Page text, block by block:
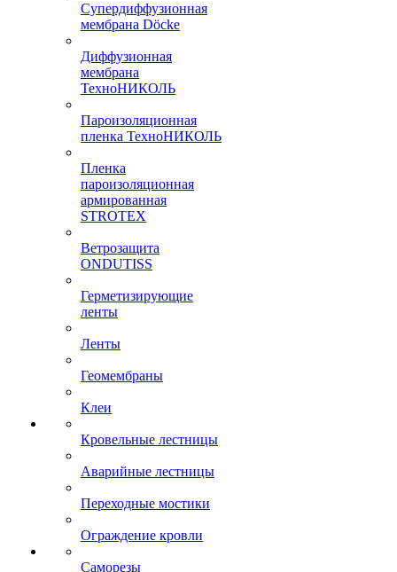
Супердиффузионная
мембрана Döcke
Диффузионная
мембрана
ТехноНИКОЛЬ
Пароизоляционная
пленка ТехноНИКОЛЬ
Пленка
пароизоляционная
армированная
STROTEX
Ветрозащита
ONDUTISS
Герметизирующие
ленты
Ленты
Геомембраны
Клеи
Кровельные лестницы
Аварийные лестницы
Переходные мостики
Ограждение кровли
Саморезы